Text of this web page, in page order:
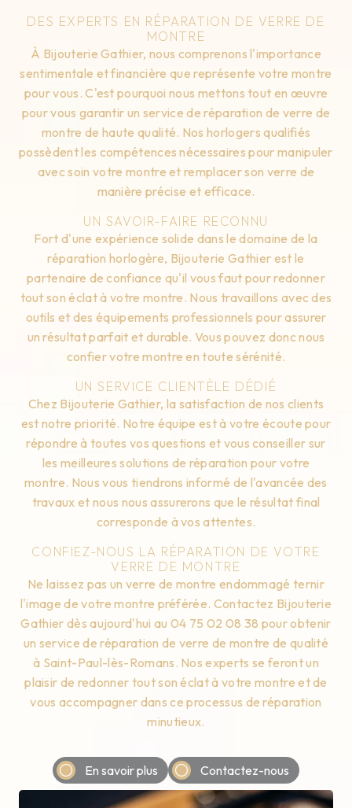
DES EXPERTS EN RÉPARATION DE VERRE DE
MONTRE
À Bijouterie Gathier, nous comprenons l'importance
sentimentale et financière que représente votre montre
pour vous. C'est pourquoi nous mettons tout en œuvre
pour vous garantir un service de réparation de verre de
montre de haute qualité. Nos horlogers qualifiés
possèdent les compétences nécessaires pour manipuler
avec soin votre montre et remplacer son verre de
manière précise et efficace.
UN SAVOIR-FAIRE RECONNU
Fort d'une expérience solide dans le domaine de la
réparation horlogère, Bijouterie Gathier est le
partenaire de confiance qu'il vous faut pour redonner
tout son éclat à votre montre. Nous travaillons avec des
outils et des équipements professionnels pour assurer
un résultat parfait et durable. Vous pouvez donc nous
confier votre montre en toute sérénité.
UN SERVICE CLIENTÈLE DÉDIÉ
Chez Bijouterie Gathier, la satisfaction de nos clients
est notre priorité. Notre équipe est à votre écoute pour
répondre à toutes vos questions et vous conseiller sur
les meilleures solutions de réparation pour votre
montre. Nous vous tiendrons informé de l'avancée des
travaux et nous nous assurerons que le résultat final
corresponde à vos attentes.
CONFIEZ-NOUS LA RÉPARATION DE VOTRE
VERRE DE MONTRE
Ne laissez pas un verre de montre endommagé ternir
l'image de votre montre préférée. Contactez Bijouterie
Gathier dès aujourd'hui au 04 75 02 08 38 pour obtenir
un service de réparation de verre de montre de qualité
à Saint-Paul-lès-Romans. Nos experts se feront un
plaisir de redonner tout son éclat à votre montre et de
vous accompagner dans ce processus de réparation
minutieux.
En savoir plus Contactez-nous